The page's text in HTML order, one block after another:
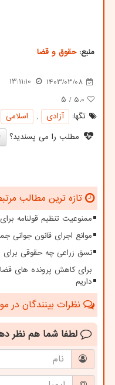
منبع:حقوق و قضا
1403/03/08
13:11:10
5.0 / ۵
تگها:
آزادی , اسلامی
مطلب را می پسندید؟
تازه ترین مطالب
ممنوعیت تنظیم قولنامه
موانع اجرای قانون جوانی
نسق زراعی چه حقوقی برای
برای کاهش پرونده های
داریم
نظرات بینندگان در
لطفا شما هم نظر